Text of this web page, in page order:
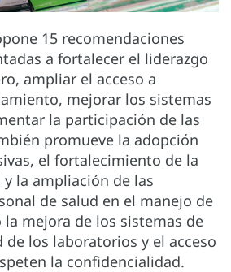
15 recomendaciones
a fortalecer el liderazgo
ampliar el acceso a
mejorar los sistemas
la participación de las
promueve la adopción
el fortalecimiento de la
la ampliación de las
de salud en el manejo de
mejora de los sistemas de
los laboratorios y el acceso
la confidencialidad.